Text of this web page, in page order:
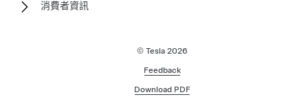
消費者資訊
© Tesla 2026
Feedback
Download PDF